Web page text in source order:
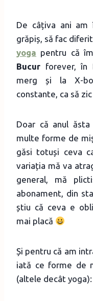
De câțiva ani am
grăpiș, să fac
yoga pentru că
Bucur forever, în
merg și la X-
constante, ca să zic
Doar că anul
multe forme de
găsi totuși ceva
variația mă va
general, mă
abonament, din
știu că ceva e
mai placă
Și pentru că am
iată ce forme de
(altele decât yoga):